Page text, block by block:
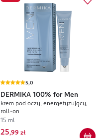
5,0
DERMIKA 100% for Men
krem pod oczy, energetyzujący,
roll-on
15 ml
25,99 zł